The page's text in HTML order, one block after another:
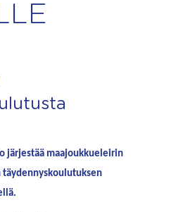
järjestää maajoukkueleirin